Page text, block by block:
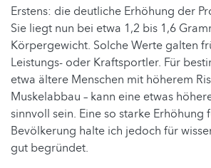
Erstens: die deutliche Erhöhung der
Sie liegt nun bei etwa 1,2 bis 1,6
Körpergewicht. Solche Werte galten
Leistungs- oder Kraftsportler. Für
etwa ältere Menschen mit höherem
Muskelabbau – kann eine etwas
sinnvoll sein. Eine so starke Erhöhung
Bevölkerung halte ich jedoch für
gut begründet.